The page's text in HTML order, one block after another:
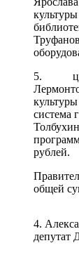
5.
система
рублей.
общей
4.
депутат